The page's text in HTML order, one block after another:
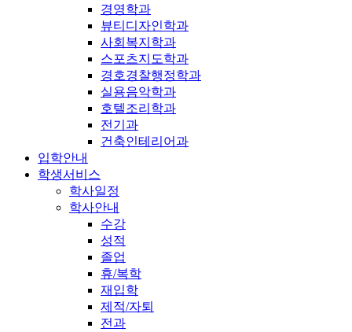
경영학과
뷰티디자인학과
사회복지학과
스포츠지도학과
경호경찰행정학과
실용음악학과
호텔조리학과
전기과
건축인테리어과
입학안내
학생서비스
학사일정
학사안내
수강
성적
졸업
휴/복학
재입학
제적/자퇴
전과